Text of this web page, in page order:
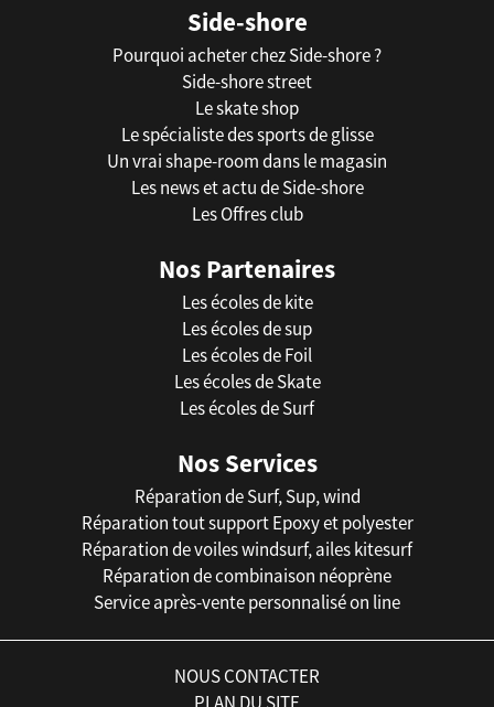
Side-shore
Pourquoi acheter chez Side-shore ?
Side-shore street
Le skate shop
Le spécialiste des sports de glisse
Un vrai shape-room dans le magasin
Les news et actu de Side-shore
Les Offres club
Nos Partenaires
Les écoles de kite
Les écoles de sup
Les écoles de Foil
Les écoles de Skate
Les écoles de Surf
Nos Services
Réparation de Surf, Sup, wind
Réparation tout support Epoxy et polyester
Réparation de voiles windsurf, ailes kitesurf
Réparation de combinaison néoprène
Service après-vente personnalisé on line
NOUS CONTACTER
PLAN DU SITE